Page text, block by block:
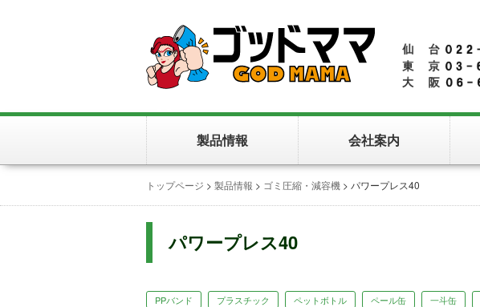
製品情報 会社案内
トップページ > 製品情報 > ゴミ圧縮・減容機 > パワープレス40
パワープレス40
PPバンド プラスチック ペットボトル ペール缶 一斗缶